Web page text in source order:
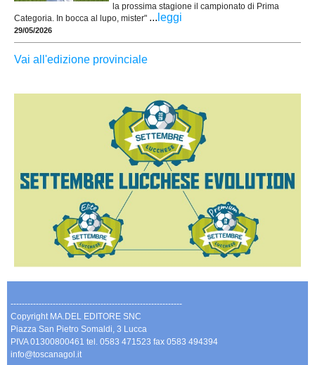
la prossima stagione il campionato di Prima
Categoria. In bocca al lupo, mister" ... leggi
29/05/2026
Vai all'edizione provinciale
-------------------------------------------------------------
Copyright MA.DEL EDITORE SNC
Piazza San Pietro Somaldi, 3 Lucca
PIVA 01300800461 tel. 0583 471523 fax 0583 494394
info@toscanagol.it